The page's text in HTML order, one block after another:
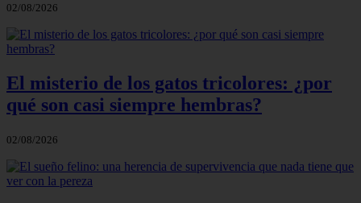
02/08/2026
El misterio de los gatos tricolores: ¿por
qué son casi siempre hembras?
02/08/2026